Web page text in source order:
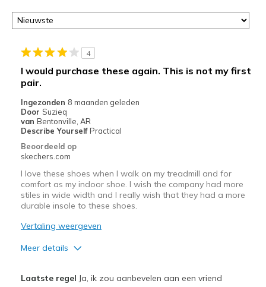
of
door
href="javascript:location.href=location.pathname;">hier</a>
page
met
de
migratiegeschiedenis
van
page_id
bezoeken.
4
I would purchase these again. This is not my first
pair.
Ingezonden 8 maanden geleden
Door Suzieq
van Bentonville, AR
Describe Yourself Practical
Beoordeeld op
skechers.com
I love these shoes when I walk on my treadmill and for
comfort as my indoor shoe. I wish the company had more
stiles in wide width and I really wish that they had a more
durable insole to these shoes.
Vertaling weergeven
Meer details
Laatste regel Ja, ik zou aanbevelen aan een vriend